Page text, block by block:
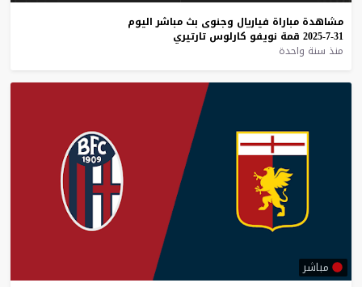
مشاهدة مباراة فياريال وجنوى بث مباشر اليوم
31-7-2025
قمة نويفو كارلوس تارتيري
منذ سنة واحدة
مباشر